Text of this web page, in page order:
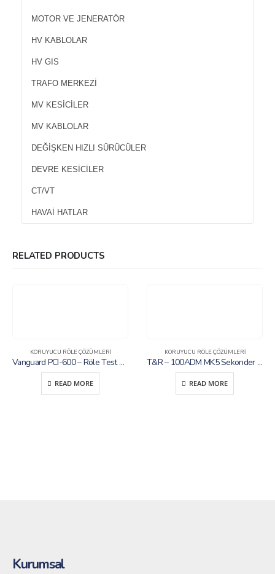
MOTOR VE JENERATÖR
HV KABLOLAR
HV GIS
TRAFO MERKEZI
MV KESICILER
MV KABLOLAR
DEĞIŞKEN HIZLI SÜRÜCÜLER
DEVRE KESICILER
CT/VT
HAVAI HATLAR
RELATED PRODUCTS
KORUYUCU RÖLE ÇÖZÜMLERI
Vanguard PCI-600 – Röle Test Cihazı
READ MORE
KORUYUCU RÖLE ÇÖZÜMLERI
T&R – 100ADM MK5 Sekonder Akım Enjeksiyon Test Seti
READ MORE
Kurumsal